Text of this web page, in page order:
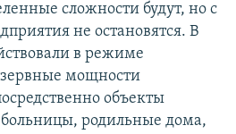
сложности будут, но с
не остановятся. В
в режиме
мощности
объекты
родильные дома,